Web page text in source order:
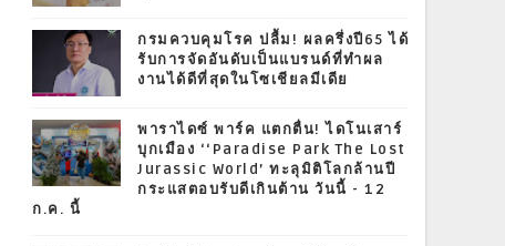
กรมควบคุมโรค ปลื้ม! ผลครึ่งปี65 ได้
รับการจัดอันดับเป็นแบรนด์ที่ทำผล
งานได้ดีที่สุดในโซเชียลมีเดีย
พาราไดซ์ พาร์ค แตกตื่น! ไดโนเสาร์
บุกเมือง ‘‘Paradise Park The Lost
Jurassic World’ ทะลุมิติโลกล้านปี
กระแสตอบรับดีเกินต้าน วันนี้ - 12
ก.ค. นี้